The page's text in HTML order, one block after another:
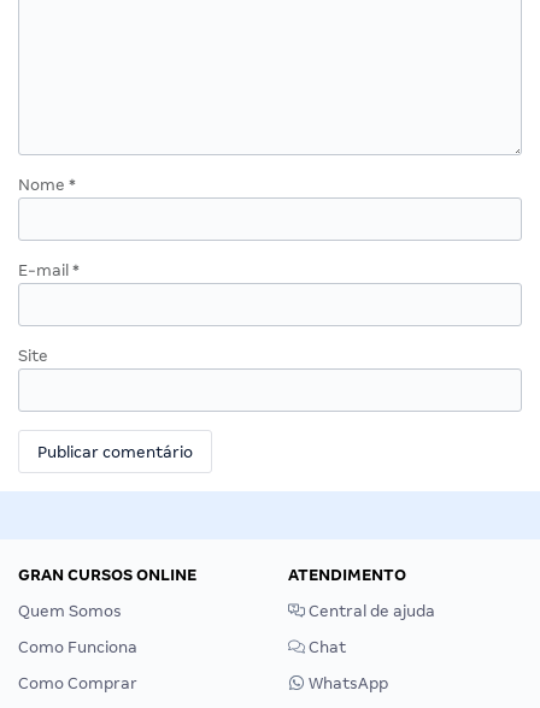
Nome *
E-mail *
Site
GRAN CURSOS ONLINE
Quem Somos
Como Funciona
Como Comprar
ATENDIMENTO
Central de ajuda
Chat
WhatsApp